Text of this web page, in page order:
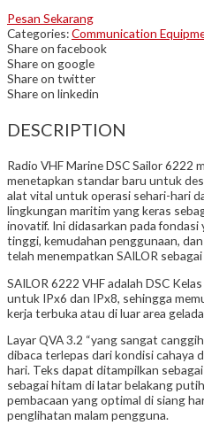
Pesan Sekarang
Categories:Communication
Share on facebook
Share on google
Share on twitter
Share on linkedin
DESCRIPTION
Radio VHF Marine DSC Sailor
menetapkan standar baru untuk
alat vital untuk operasi sehari-hari
lingkungan maritim yang keras
inovatif. Ini didasarkan pada fondasi
tinggi, kemudahan penggunaan,
telah menempatkan SAILOR
SAILOR 6222 VHF adalah DSC
untuk IPx6 dan IPx8, sehingga
kerja terbuka atau di luar area
Layar QVA 3.2 “yang sangat
dibaca terlepas dari kondisi cahaya
hari. Teks dapat ditampilkan
sebagai hitam di latar belakang
pembacaan yang optimal di siang
penglihatan malam pengguna.